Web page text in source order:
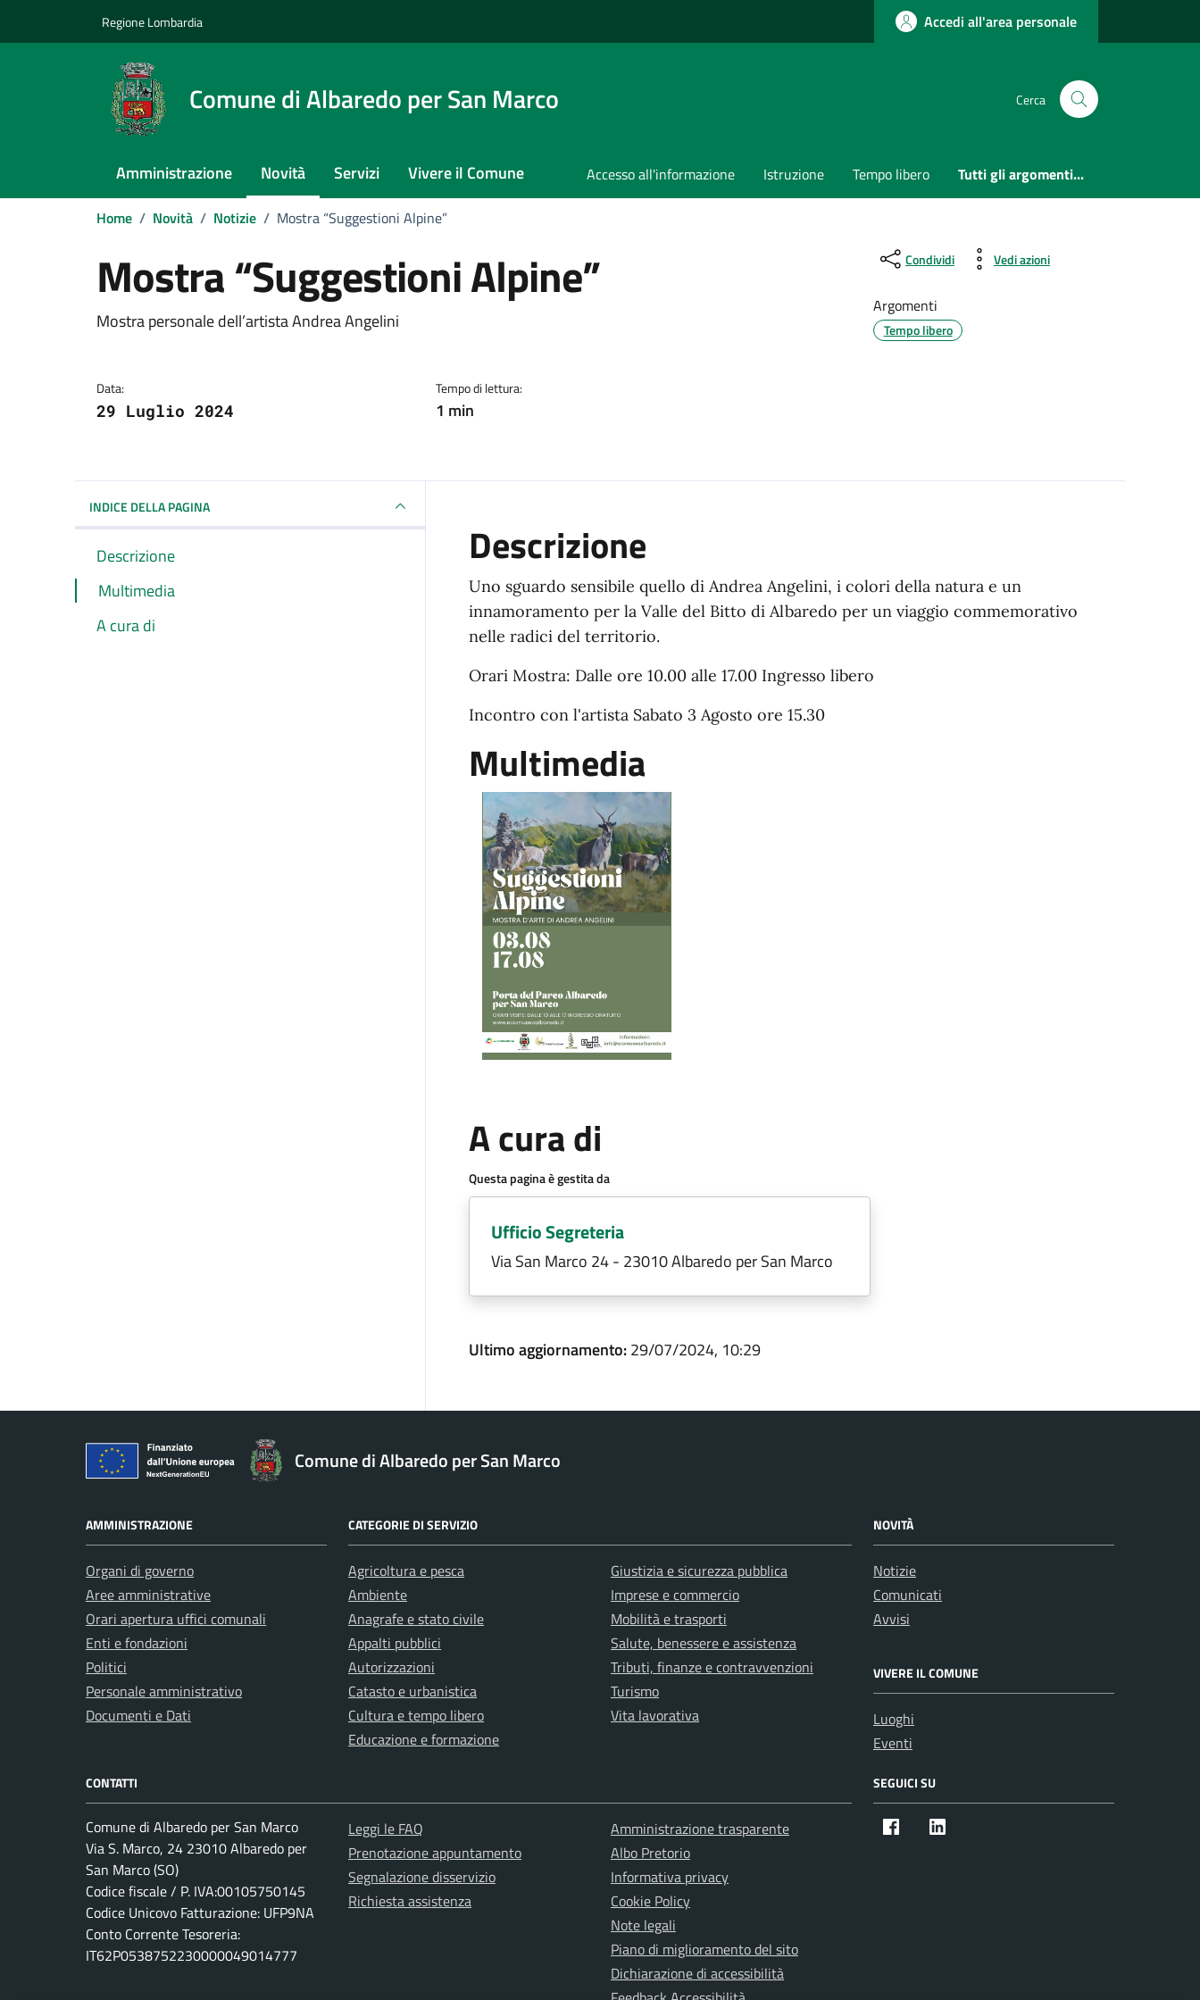
Regione Lombardia Accedi all'area personale
Comune di Albaredo per San Marco Cerca
Amministrazione Novità Servizi Vivere il Comune Accesso all'informazione Istruzione Tempo libero Tutti gli argomenti...
Home / Novità / Notizie / Mostra “Suggestioni Alpine”
Mostra “Suggestioni Alpine”
Dettagli della notizia
Mostra personale dell’artista Andrea Angelini
Data:
29 Luglio 2024
Tempo di lettura:
1 min
Condividi Vedi azioni
Argomenti
Tempo libero
INDICE DELLA PAGINA
Descrizione
Multimedia
A cura di
Descrizione
Uno sguardo sensibile quello di Andrea Angelini, i colori della natura e un
innamoramento per la Valle del Bitto di Albaredo per un viaggio commemorativo
nelle radici del territorio.
Orari Mostra: Dalle ore 10.00 alle 17.00 Ingresso libero
Incontro con l'artista Sabato 3 Agosto ore 15.30
Multimedia
A cura di
Questa pagina è gestita da
Ufficio Segreteria
Via San Marco 24 - 23010 Albaredo per San Marco
Ultimo aggiornamento:29/07/2024, 10:29
Comune di Albaredo per San Marco
AMMINISTRAZIONE
Organi di governo
Aree amministrative
Orari apertura uffici comunali
Enti e fondazioni
Politici
Personale amministrativo
Documenti e Dati
CATEGORIE DI SERVIZIO
Agricoltura e pesca
Ambiente
Anagrafe e stato civile
Appalti pubblici
Autorizzazioni
Catasto e urbanistica
Cultura e tempo libero
Educazione e formazione
Giustizia e sicurezza pubblica
Imprese e commercio
Mobilità e trasporti
Salute, benessere e assistenza
Tributi, finanze e contravvenzioni
Turismo
Vita lavorativa
NOVITÀ
Notizie
Comunicati
Avvisi
VIVERE IL COMUNE
Luoghi
Eventi
CONTATTI
Comune di Albaredo per San Marco
Via S. Marco, 24 23010 Albaredo per
San Marco (SO)
Codice fiscale / P. IVA:00105750145
Codice Unicovo Fatturazione: UFP9NA
Conto Corrente Tesoreria:
IT62P0538752230000049014777
Leggi le FAQ
Prenotazione appuntamento
Segnalazione disservizio
Richiesta assistenza
Amministrazione trasparente
Albo Pretorio
Informativa privacy
Cookie Policy
Note legali
Piano di miglioramento del sito
Dichiarazione di accessibilità
SEGUICI SU
Facebook